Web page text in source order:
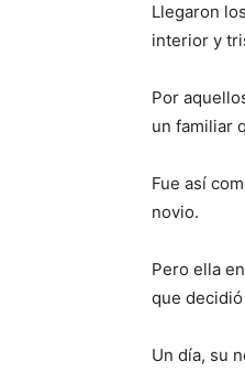
Llegaron
interior y
Por
un familiar
Fue así
novio.
Pero ella
que
Un día, su